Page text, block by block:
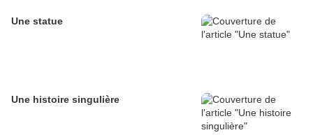
Une statue
Une histoire singulière